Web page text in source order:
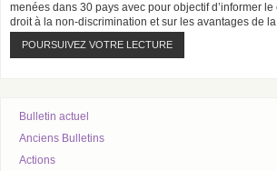
menées dans 30 pays avec pour objectif d’informer
droit à la non-discrimination et sur les avantages de
POURSUIVEZ VOTRE LECTURE
Bulletin actuel
Anciens Bulletins
Actions